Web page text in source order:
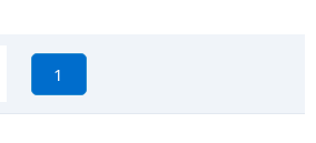
1